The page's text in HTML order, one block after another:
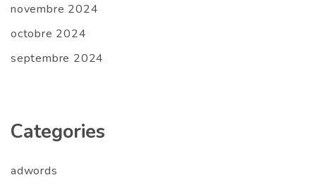
novembre 2024
octobre 2024
septembre 2024
Categories
adwords